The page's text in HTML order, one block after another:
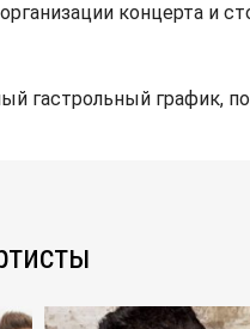
концерта и
гастрольный график,